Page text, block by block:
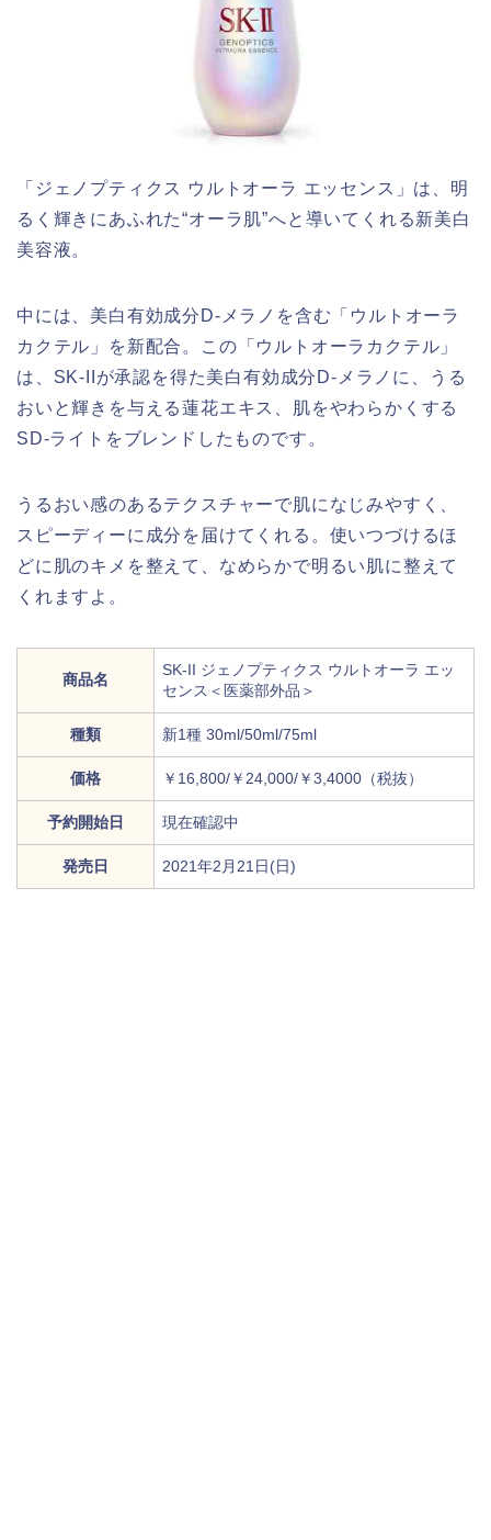
「ジェノプティクス ウルトオーラ エッセンス」は、明
るく輝きにあふれた“オーラ肌”へと導いてくれる新美白
美容液。
中には、美白有効成分D-メラノを含む「ウルトオーラ
カクテル」を新配合。この「ウルトオーラカクテル」
は、SK-IIが承認を得た美白有効成分D-メラノに、うる
おいと輝きを与える蓮花エキス、肌をやわらかくする
SD-ライトをブレンドしたものです。
うるおい感のあるテクスチャーで肌になじみやすく、
スピーディーに成分を届けてくれる。使いつづけるほ
どに肌のキメを整えて、なめらかで明るい肌に整えて
くれますよ。
商品名
SK-II ジェノプティクス ウルトオーラ エッ
センス＜医薬部外品＞
種類 新1種 30ml/50ml/75ml
価格 ￥16,800/￥24,000/￥3,4000（税抜）
予約開始日 現在確認中
発売日 2021年2月21日(日)